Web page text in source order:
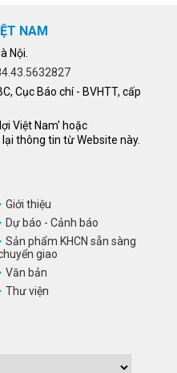
NAM
Nội.
Cục Báo chí - BVHTT, cấp
Việt Nam' hoặc
lại thông tin từ Website này.
Giới thiệu
Dự báo - Cảnh báo
Sản phẩm KHCN sẵn sàng
giao
Văn bản
Thư viện